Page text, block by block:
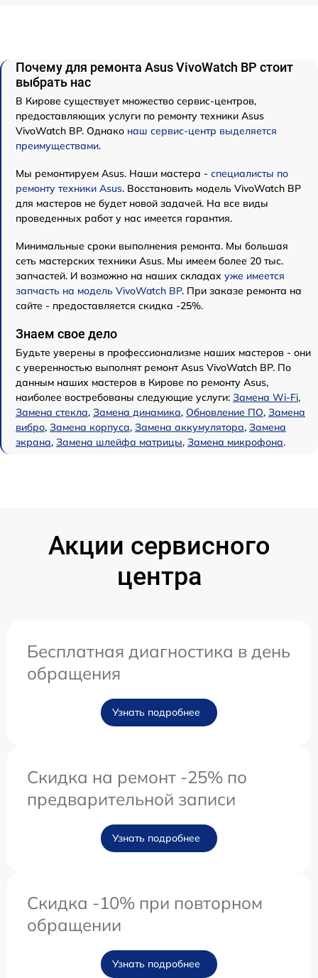
Почему для ремонта Asus VivoWatch BP стоит
выбрать нас
В Кирове существует множество сервис-центров,
предоставляющих услуги по ремонту техники Asus
VivoWatch BP. Однако наш сервис-центр выделяется
преимуществами.
Мы ремонтируем Asus. Наши мастера - специалисты по
ремонту техники Asus. Восстановить модель VivoWatch BP
для мастеров не будет новой задачей. На все виды
проведенных работ у нас имеется гарантия.
Минимальные сроки выполнения ремонта. Мы большая
сеть мастерских техники Asus. Мы имеем более 20 тыс.
запчастей. И возможно на наших складах уже имеется
запчасть на модель VivoWatch BP. При заказе ремонта на
сайте - предоставляется скидка -25%.
Знаем свое дело
Будьте уверены в профессионализме наших мастеров - они
с уверенностью выполнят ремонт Asus VivoWatch BP. По
данным наших мастеров в Кирове по ремонту Asus,
наиболее востребованы следующие услуги: Замена Wi-Fi,
Замена стекла, Замена динамика, Обновление ПО, Замена
вибро, Замена корпуса, Замена аккумулятора, Замена
экрана, Замена шлейфа матрицы, Замена микрофона.
Акции сервисного
центра
Бесплатная диагностика в день
обращения
Узнать подробнее
Скидка на ремонт -25% по
предварительной записи
Узнать подробнее
Скидка -10% при повторном
обращении
Узнать подробнее